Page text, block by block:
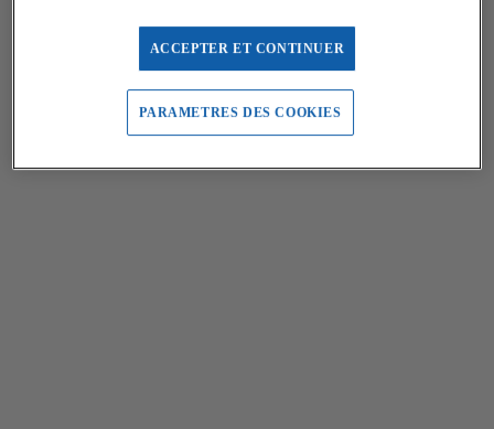
ACCEPTER ET CONTINUER
PARAMETRES DES COOKIES